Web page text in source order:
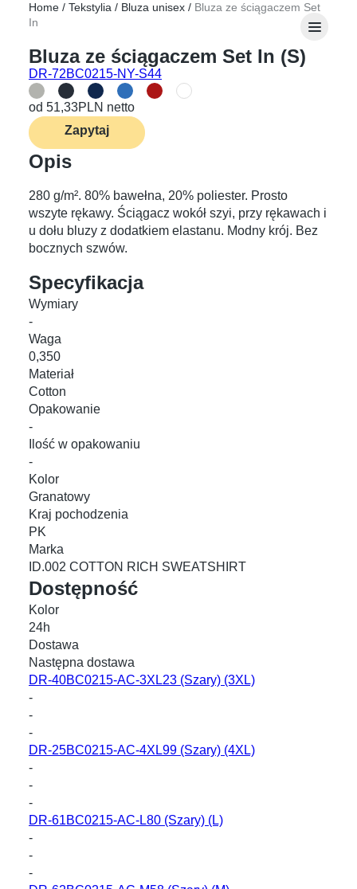
Home / Tekstylia / Bluza unisex / Bluza ze ściągaczem Set
In
Bluza ze ściągaczem Set In (S)
DR-72BC0215-NY-S44
od 51,33PLN netto
Zapytaj
Opis
280 g/m². 80% bawełna, 20% poliester. Prosto
wszyte rękawy. Ściągacz wokół szyi, przy rękawach i
u dołu bluzy z dodatkiem elastanu. Modny krój. Bez
bocznych szwów.
Specyfikacja
Wymiary
-
Waga
0,350
Materiał
Cotton
Opakowanie
-
Ilość w opakowaniu
-
Kolor
Granatowy
Kraj pochodzenia
PK
Marka
ID.002 COTTON RICH SWEATSHIRT
Dostępność
Kolor
24h
Dostawa
Następna dostawa
DR-40BC0215-AC-3XL23 (Szary) (3XL)
-
-
-
DR-25BC0215-AC-4XL99 (Szary) (4XL)
-
-
-
DR-61BC0215-AC-L80 (Szary) (L)
-
-
-